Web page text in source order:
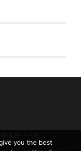
you the best